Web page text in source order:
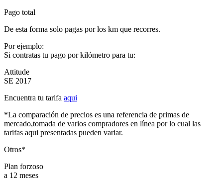
Pago total
De esta forma solo pagas por los km que recorres.
Por ejemplo:
Si contratas tu pago por kilómetro para tu:
Attitude
SE 2017
Encuentra tu tarifa aqui
*La comparación de precios es una referencia de primas de
mercado,tomada de varios compradores en línea por lo cual las
tarifas aqui presentadas pueden variar.
Otros*
Plan forzoso
a 12 meses